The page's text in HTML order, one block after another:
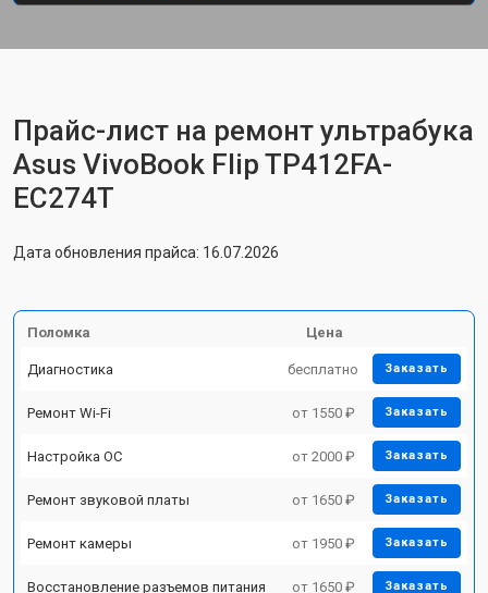
Прайс-лист на ремонт ультрабука
Asus VivoBook Flip TP412FA-
EC274T
Дата обновления прайса: 16.07.2026
Поломка Цена
Диагностика бесплатно Заказать
Ремонт Wi-Fi от 1550 ₽ Заказать
Настройка ОС от 2000 ₽ Заказать
Ремонт звуковой платы от 1650 ₽ Заказать
Ремонт камеры от 1950 ₽ Заказать
Восстановление разъемов питания от 1650 ₽ Заказать